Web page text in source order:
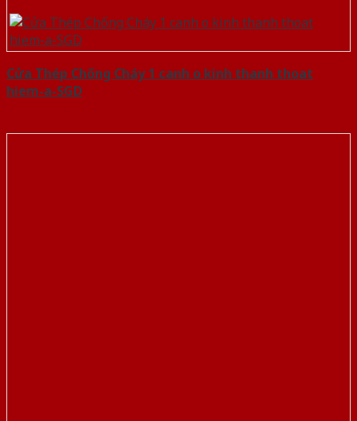
Cửa Thép Chống Cháy 1 canh o kinh thanh thoat
hiem-a-SGD